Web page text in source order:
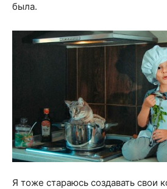
была.
Я тоже стараюсь создавать свои